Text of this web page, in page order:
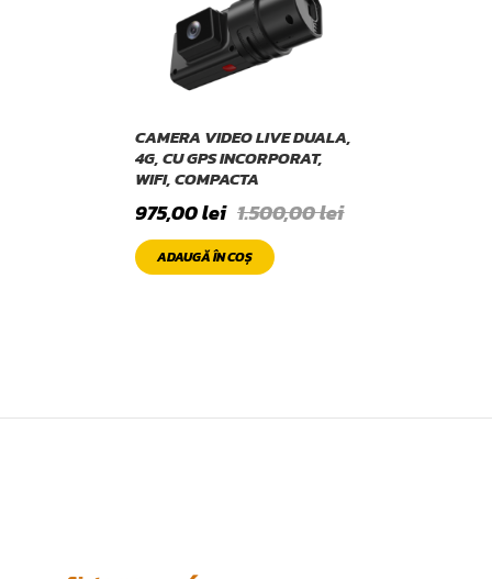
CAMERA VIDEO LIVE DUALA,
4G, CU GPS INCORPORAT,
WIFI, COMPACTA
1.500,00lei
975,00lei
ADAUGĂ ÎN COȘ